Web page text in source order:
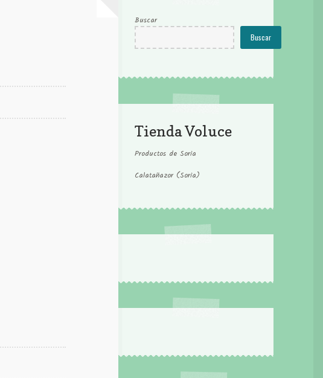
Buscar
Buscar
Tienda Voluce
Productos de Soria
Calatañazor (Soria)